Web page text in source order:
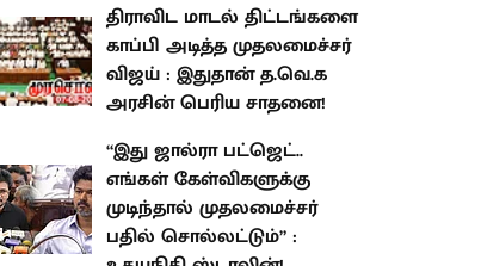
திராவிட மாடல் திட்டங்களை
காப்பி அடித்த முதலமைச்சர் விஜய்
: இதுதான் த.வெ.க அரசின் பெரிய
சாதனை!
“இது ஜால்ரா பட்ஜெட்.. எங்கள்
கேள்விகளுக்கு முடிந்தால்
முதலமைச்சர் பதில் சொல்லட்டும்”
: உதயநிதி ஸ்டாலின்!